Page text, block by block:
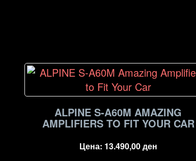
ALPINE S-A60M AMAZING
AMPLIFIERS TO FIT YOUR CAR
Цена: 13.490,00ден